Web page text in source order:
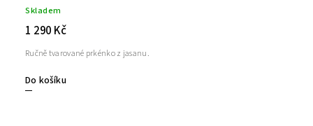
Skladem
1 290 Kč
Do košíku
Ručně tvarované prkénko z jasanu.